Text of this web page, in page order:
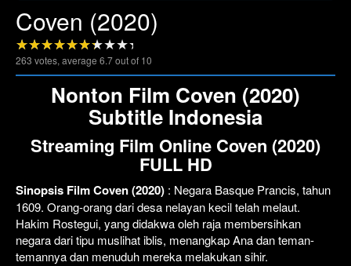
Lewati >>>
Click To Play
Coven (2020)
263 votes, average 6.7out of 10
Nonton Film Coven (2020)
Subtitle Indonesia
Streaming Film Online Coven (2020)
FULL HD
Sinopsis Film Coven (2020) : Negara Basque Prancis, tahun
1609. Orang-orang dari desa nelayan kecil telah melaut.
Hakim Rostegui, yang didakwa oleh raja membersihkan
negara dari tipu muslihat iblis, menangkap Ana dan teman-
temannya dan menuduh mereka melakukan sihir.